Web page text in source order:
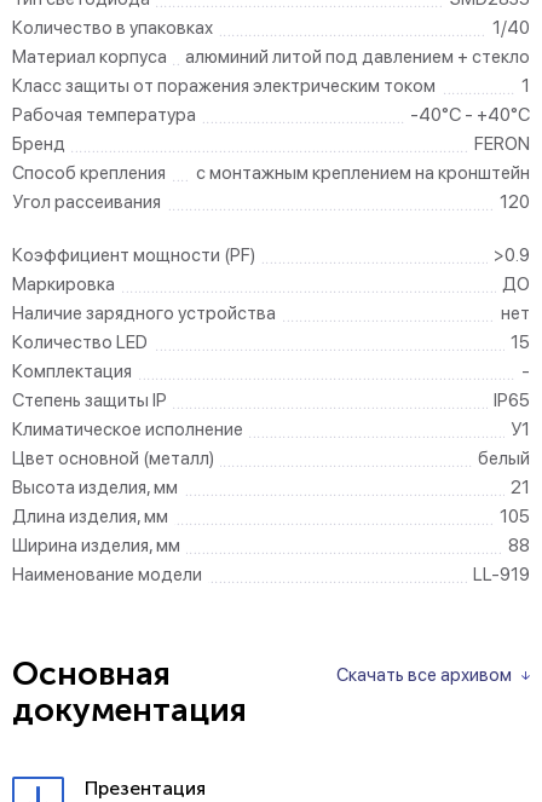
Количество в упаковках
1/40
Материал корпуса
алюминий литой под давлением + стекло
Класс защиты от поражения электрическим током
1
Рабочая температура
-40°C - +40°C
Бренд
FERON
Способ крепления
с монтажным креплением на кронштейн
Угол рассеивания
120
Коэффициент мощности (PF)
>0.9
Маркировка
ДО
Наличие зарядного устройства
нет
Количество LED
15
Комплектация
-
Степень защиты IP
IP65
Климатическое исполнение
У1
Цвет основной (металл)
белый
Высота изделия, мм
21
Длина изделия, мм
105
Ширина изделия, мм
88
Наименование модели
LL-919
Скачать все архивом
Основная
документация
Презентация